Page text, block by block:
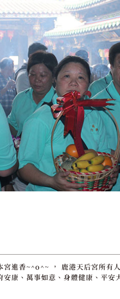
進香~^o^~ ， 鹿港天后宮所有
康、萬事如意、身體健康、平